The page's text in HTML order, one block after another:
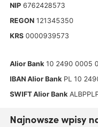
NIP 6762428573
REGON 121345350
KRS 0000939573
Alior Bank 10 2490 0005
IBAN Alior Bank PL 10
SWIFT Alior Bank
Najnowsze wpisy